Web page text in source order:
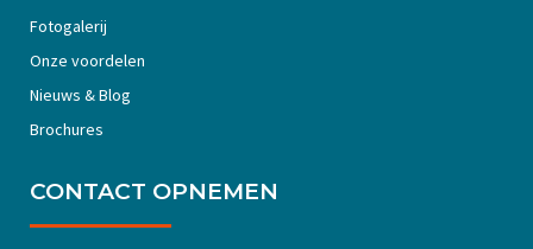
Fotogalerij
Onze voordelen
Nieuws & Blog
Brochures
CONTACT OPNEMEN